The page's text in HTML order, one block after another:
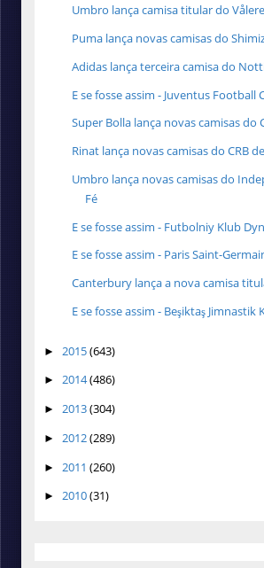
Umbro lança camisa titular do
Puma lança novas camisas do
Adidas lança terceira camisa do
E se fosse assim - Juventus Football
Super Bolla lança novas camisas do
Rinat lança novas camisas do CRB
Umbro lança novas camisas do
Fé
E se fosse assim - Futbolniy Klub
E se fosse assim - Paris Saint-
Canterbury lança a nova camisa
E se fosse assim - Beşiktaş Jimnastik
► 2015(643)
► 2014(486)
► 2013(304)
► 2012(289)
► 2011 (260)
► 2010(31)